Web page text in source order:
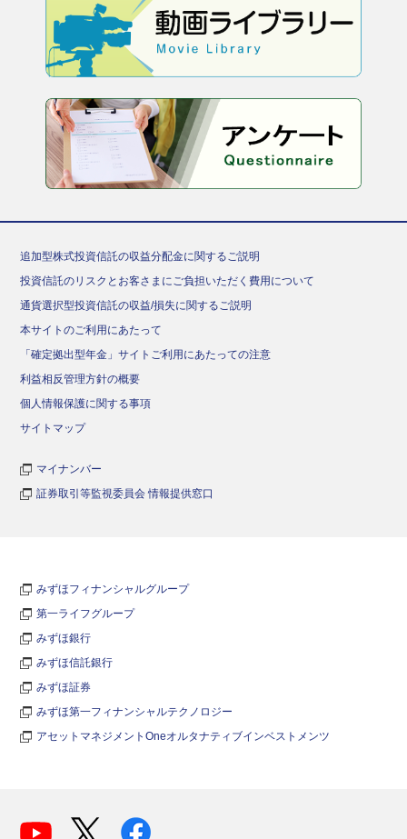
追加型株式投資信託の収益分配金に関するご説明
投資信託のリスクとお客さまにご負担いただく費用について
通貨選択型投資信託の収益/損失に関するご説明
本サイトのご利用にあたって
「確定拠出型年金」サイトご利用にあたっての注意
利益相反管理方針の概要
個人情報保護に関する事項
サイトマップ
マイナンバー
証券取引等監視委員会 情報提供窓口
みずほフィナンシャルグループ
第一ライフグループ
みずほ銀行
みずほ信託銀行
みずほ証券
みずほ第一フィナンシャルテクノロジー
アセットマネジメントOneオルタナティブインベストメンツ